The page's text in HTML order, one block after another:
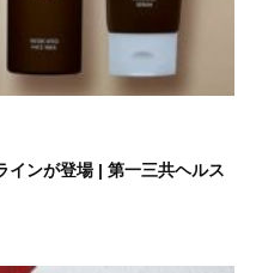
インが登場 | 第一三共ヘルス